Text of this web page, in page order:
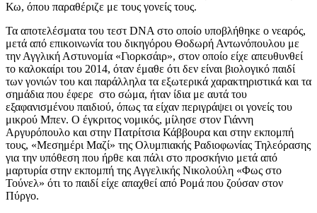
Κω, όπου παραθέριζε με τους γονείς τους.
Τα αποτελέσματα του τεστ DNA στο οποίο υποβλήθηκε ο νεαρός,
μετά από επικοινωνία του δικηγόρου Θοδωρή Αντωνόπουλου με
την Αγγλική Αστυνομία «Γιορκσάιρ», στον οποίο είχε απευθυνθεί
το καλοκαίρι του 2014, όταν έμαθε ότι δεν είναι βιολογικό παιδί
των γονιών του και παράλληλα τα εξωτερικά χαρακτηριστικά και τα
σημάδια που έφερε στο σώμα, ήταν ίδια με αυτά του
εξαφανισμένου παιδιού, όπως τα είχαν περιγράψει οι γονείς του
μικρού Μπεν. Ο έγκριτος νομικός, μίλησε στον Γιάννη
Αργυρόπουλο και στην Πατρίτσια Κάββουρα και στην εκπομπή
τους, «Μεσημέρι Μαζί» της Ολυμπιακής Ραδιοφωνίας Τηλεόρασης
για την υπόθεση που ήρθε και πάλι στο προσκήνιο μετά από
μαρτυρία στην εκπομπή της Αγγελικής Νικολούλη «Φως στο
Τούνελ» ότι το παιδί είχε απαχθεί από Ρομά που ζούσαν στον
Πύργο.